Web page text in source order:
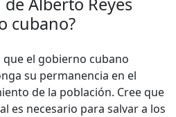
cubano?
el gobierno cubano
su permanencia en el
de la población. Cree que
es necesario para salvar a los